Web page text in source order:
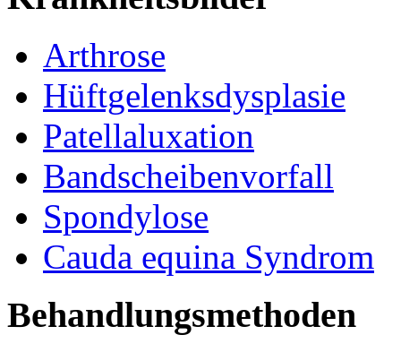
Arthrose
Hüftgelenksdysplasie
Patellaluxation
Bandscheibenvorfall
Spondylose
Cauda equina Syndrom
Behandlungsmethoden